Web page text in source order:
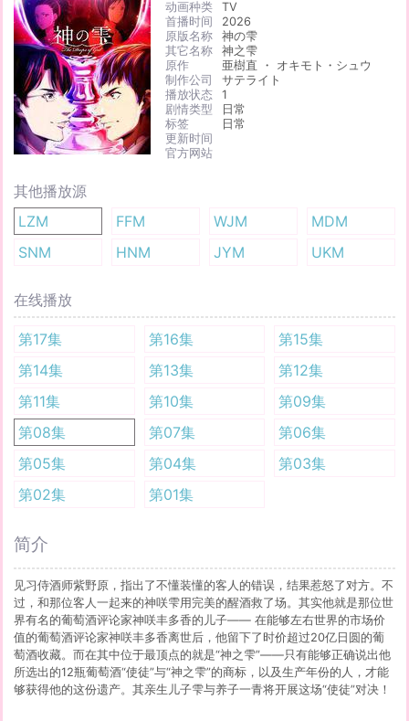
动画种类
TV
首播时间
2026
原版名称
神の雫
其它名称
神之雫
原作
亜樹直 ・ オキモト・シュウ
制作公司
サテライト
播放状态
1
剧情类型
日常
标签
日常
更新时间
官方网站
其他播放源
LZM
FFM WJM
MDM
SNM
HNM JYM UKM
在线播放
第17集 第16集
第15集
第14集
第13集
第12集
第11集
第10集
第09集
第08集
第07集
第06集
第05集
第04集
第03集
第02集
第01集
简介
见习侍酒师紫野原，指出了不懂装懂的客人的错误，结果惹怒了对方。不
过，和那位客人一起来的神咲雫用完美的醒酒救了场。其实他就是那位世
界有名的葡萄酒评论家神咲丰多香的儿子—— 在能够左右世界的市场价
值的葡萄酒评论家神咲丰多香离世后，他留下了时价超过20亿日圆的葡
萄酒收藏。而在其中位于最顶点的就是“神之雫”——只有能够正确说出他
所选出的12瓶葡萄酒“使徒”与“神之雫”的商标，以及生产年份的人，才能
够获得他的这份遗产。其亲生儿子雫与养子一青将开展这场“使徒”对决！